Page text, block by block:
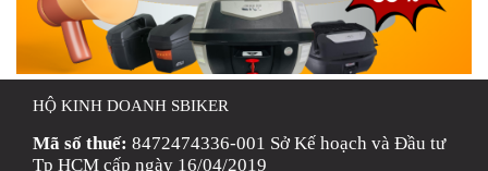
HỘ KINH DOANH SBIKER
Mã số thuế: 8472474336-001 Sở Kế hoạch và Đầu tư
Tp HCM cấp ngày 16/04/2019